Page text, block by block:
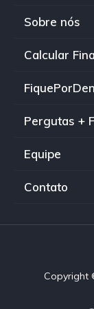
Sobre nós
Calcular
Pergutas +
Equipe
Contato
Copyright